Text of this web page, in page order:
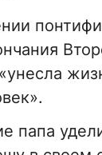
папа